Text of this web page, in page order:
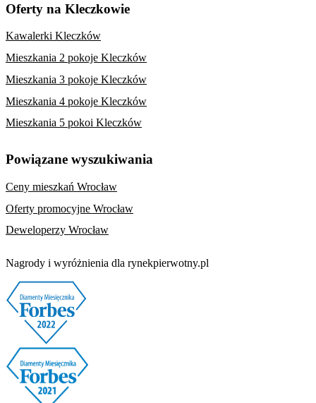
Oferty na Kleczkowie
Kawalerki Kleczków
Mieszkania 2 pokoje Kleczków
Mieszkania 3 pokoje Kleczków
Mieszkania 4 pokoje Kleczków
Mieszkania 5 pokoi Kleczków
Powiązane wyszukiwania
Ceny mieszkań Wrocław
Oferty promocyjne Wrocław
Deweloperzy Wrocław
Nagrody i wyróżnienia dla rynekpierwotny.pl